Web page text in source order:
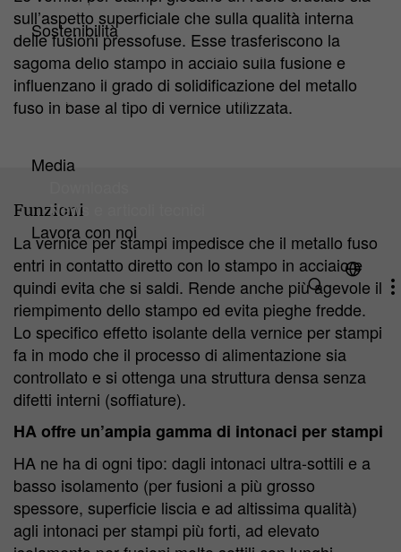
Smaltimento e Recupero
Sostenibilità
Percorso Verso la Sostenibilità
Linee guida
Gestione del Clima e dell'Ambiente
Certificazioni e Valutazioni
Media
News e articoli tecnici
Lavora con noi
sull’aspetto superficiale che sulla qualità interna
delle fusioni pressofuse. Esse trasferiscono la
sagoma dello stampo in acciaio sulla fusione e
influenzano il grado di solidificazione del metallo
fuso in base al tipo di vernice utilizzata.
Funzioni
La vernice per stampi impedisce che il metallo fuso
entri in contatto diretto con lo stampo in acciaio e
quindi evita che si saldi. Rende anche più agevole il
riempimento dello stampo ed evita pieghe fredde.
Lo specifico effetto isolante della vernice per stampi
fa in modo che il processo di alimentazione sia
controllato e si ottenga una struttura densa senza
difetti interni (soffiature).
HA offre un’ampia gamma di intonaci per stampi
HA ne ha di ogni tipo: dagli intonaci ultra-sottili e a
basso isolamento (per fusioni a più grosso
spessore, superficie liscia e ad altissima qualità)
agli intonaci per stampi più forti, ad elevato